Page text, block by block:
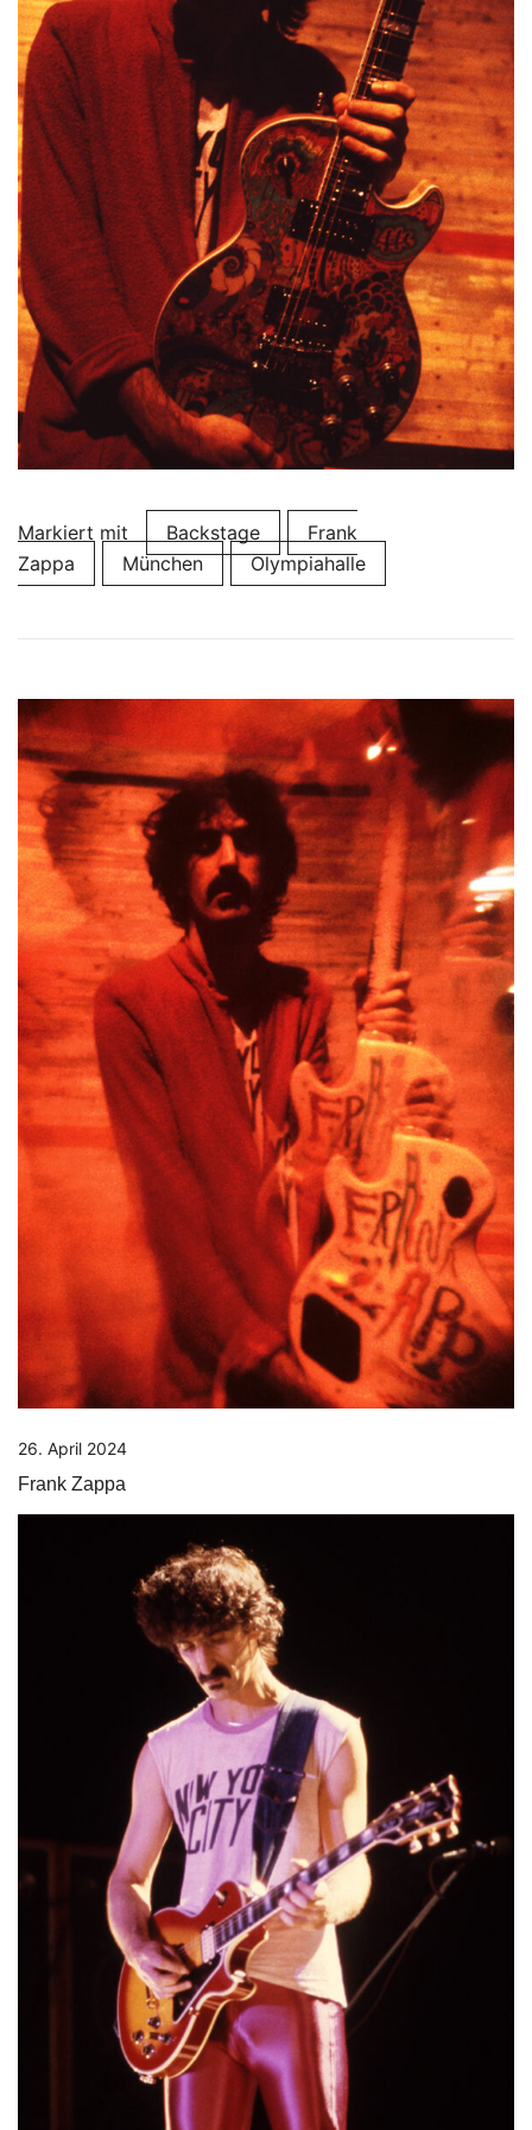
Markiert mit Backstage
Frank
Zappa
München Olympiahalle
26. April 2024
Frank Zappa